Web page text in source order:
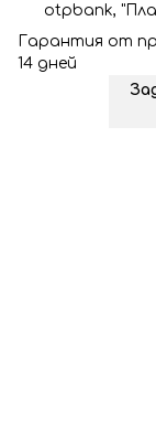
otpbank,
Гарантия от
14 дней